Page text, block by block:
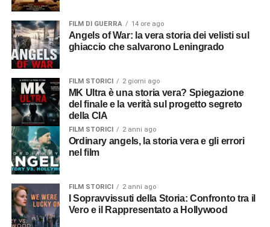
FILM DI GUERRA 14 ore ago
Angels of War: la vera storia dei velisti sul
ghiaccio che salvarono Leningrado
FILM STORICI 2 giorni ago
MK Ultra è una storia vera? Spiegazione
del finale e la verità sul progetto segreto
della CIA
FILM STORICI 2 anni ago
Ordinary angels, la storia vera e gli errori
nel film
FILM STORICI 2 anni ago
Vero e il Rappresentato a Hollywood